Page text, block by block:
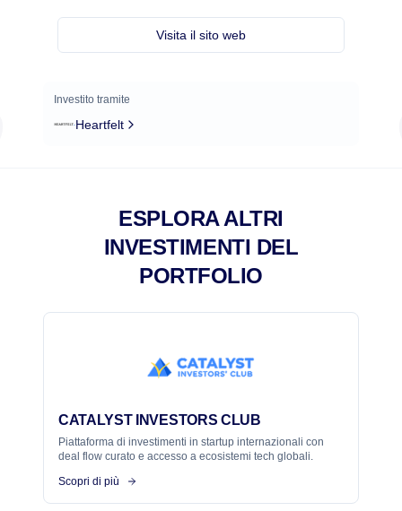
Visita il sito web
Investito tramite
Heartfelt
ESPLORA ALTRI
INVESTIMENTI DEL
PORTFOLIO
CATALYST INVESTORS CLUB
Piattaforma di investimenti in startup internazionali con
deal flow curato e accesso a ecosistemi tech globali.
Scopri di più